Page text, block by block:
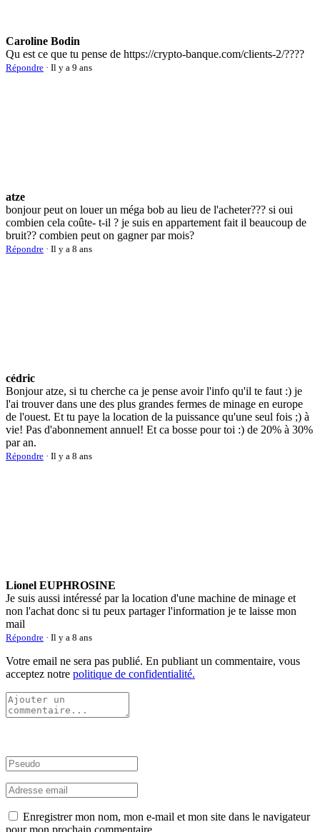
Caroline Bodin
Qu est ce que tu pense de https://crypto-banque.com/clients-2/????
Répondre · Il y a 9 ans
atze
bonjour peut on louer un méga bob au lieu de l'acheter??? si oui
combien cela coûte- t-il ? je suis en appartement fait il beaucoup de
bruit?? combien peut on gagner par mois?
Répondre · Il y a 8 ans
cédric
Bonjour atze, si tu cherche ca je pense avoir l'info qu'il te faut :) je
l'ai trouver dans une des plus grandes fermes de minage en europe
de l'ouest. Et tu paye la location de la puissance qu'une seul fois ;) à
vie! Pas d'abonnement annuel! Et ca bosse pour toi :) de 20% à 30%
par an.
Répondre · Il y a 8 ans
Lionel EUPHROSINE
Je suis aussi intéressé par la location d'une machine de minage et
non l'achat donc si tu peux partager l'information je te laisse mon
mail
Répondre · Il y a 8 ans
Votre email ne sera pas publié. En publiant un commentaire, vous
acceptez notre politique de confidentialité.
Enregistrer mon nom, mon e-mail et mon site dans le navigateur
pour mon prochain commentaire.